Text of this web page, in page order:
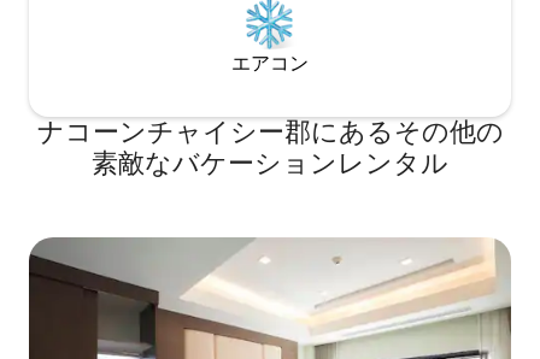
エアコン
ナコーンチャイシー郡にあるその他の
素敵なバケーションレンタル